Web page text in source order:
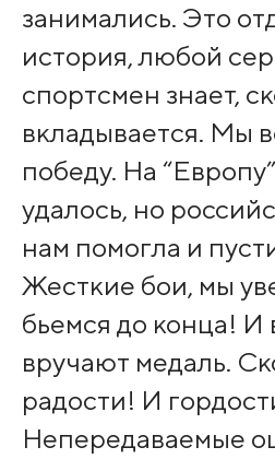
занимались. Это
история, любой
спортсмен знает,
вкладывается. Мы
победу. На
удалось, но
нам помогла и
Жесткие бои, мы
бьемся до конца! И
вручают медаль.
радости! И
Непередаваемые